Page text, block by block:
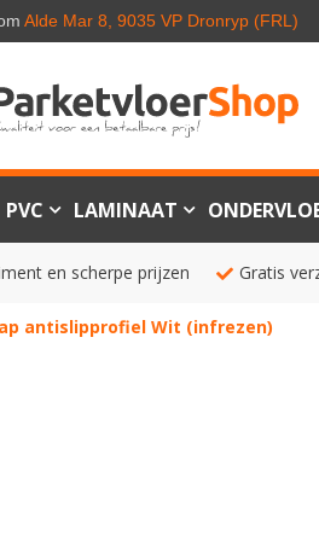
Alde Mar 8, 9035 VP Dronryp (FRL)
PVC LAMINAAT
en scherpe prijzen Gratis
antislipprofiel Wit (infrezen)